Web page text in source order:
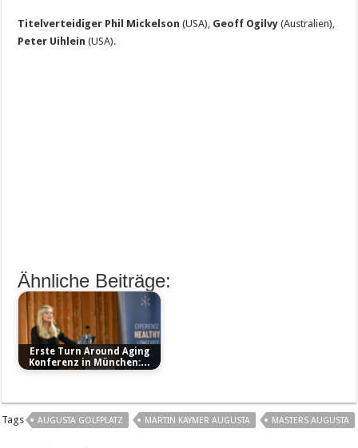
Titelverteidiger Phil Mickelson (USA), Geoff Ogilvy (Australien),
Peter Uihlein (USA).
Ähnliche Beiträge:
Erste Turn Around Aging
Konferenz in München:…
Tags AUGUSTA GOLFPLATZ MARTIN KAYMER AUGUSTA MASTERS AUGUSTA